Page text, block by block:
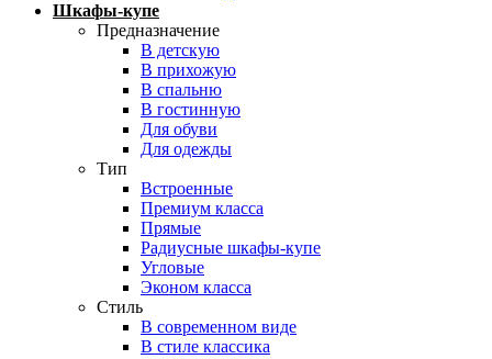
Шкафы-купе
Предназначение
В детскую
В прихожую
В спальню
В гостинную
Для обуви
Для одежды
Тип
Встроенные
Премиум класса
Прямые
Радиусные шкафы-купе
Угловые
Эконом класса
Стиль
В современном виде
В стиле классика